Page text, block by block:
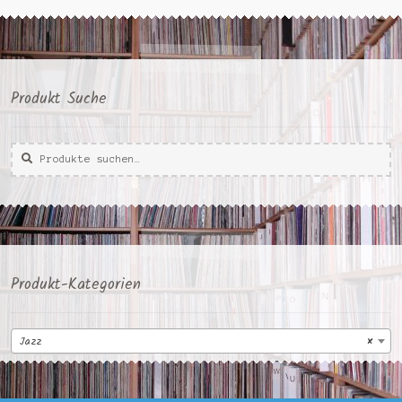
Produkt Suche
Suche
nach:
Suche
Produkt-Kategorien
×
Jazz